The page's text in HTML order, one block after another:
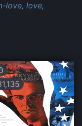
love, love,